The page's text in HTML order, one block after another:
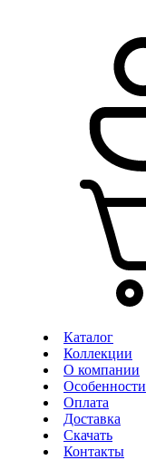
Каталог
Коллекции
О компании
Особенности
Оплата
Доставка
Скачать
Контакты